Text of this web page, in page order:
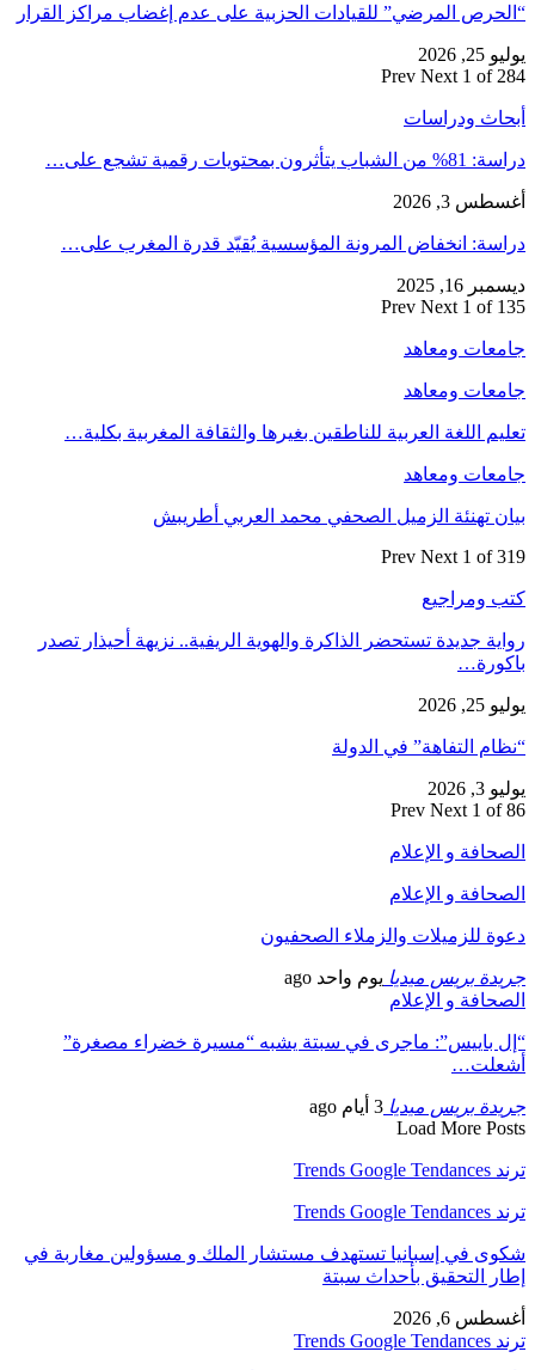
“الحرص المرضي” للقيادات الحزبية على عدم إغضاب مراكز القرار
يوليو 25, 2026
Prev Next 1 of 284
أبحاث ودراسات
دراسة: 81% من الشباب يتأثرون بمحتويات رقمية تشجع على…
أغسطس 3, 2026
دراسة: انخفاض المرونة المؤسسية يُقيّد قدرة المغرب على…
ديسمبر 16, 2025
Prev Next 1 of 135
جامعات ومعاهد
جامعات ومعاهد
تعليم اللغة العربية للناطقين بغيرها والثقافة المغربية بكلية…
جامعات ومعاهد
بيان تهنئة الزميل الصحفي محمد العربي أطريبش
Prev Next 1 of 319
كتب ومراجيع
رواية جديدة تستحضر الذاكرة والهوية الريفية.. نزيهة أحيذار تصدر
باكورة…
يوليو 25, 2026
“نظام التفاهة” في الدولة
يوليو 3, 2026
Prev Next 1 of 86
الصحافة و الإعلام
الصحافة و الإعلام
دعوة للزميلات والزملاء الصحفيون
جريدة بريس ميديا يوم واحد ago
الصحافة و الإعلام
“إل باييس”: ماجرى في سبتة يشبه “مسيرة خضراء مصغرة”
أشعلت…
جريدة بريس ميديا 3 أيام ago
Load More Posts
ترند Trends Google Tendances
ترند Trends Google Tendances
شكوى في إسبانيا تستهدف مستشار الملك و مسؤولين مغاربة في
إطار التحقيق بأحداث سبتة
أغسطس 6, 2026
ترند Trends Google Tendances